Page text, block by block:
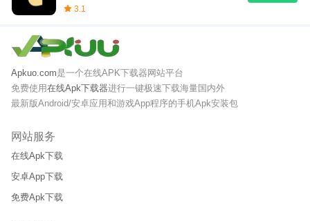
3.1
Apkuo.com是一个在线APK下载器网站平台
免费使用在线Apk下载器进行一键极速下载海量国内外
最新版Android/安卓应用和游戏App程序的手机Apk安装包
网站服务
在线Apk下载
安卓App下载
免费Apk下载